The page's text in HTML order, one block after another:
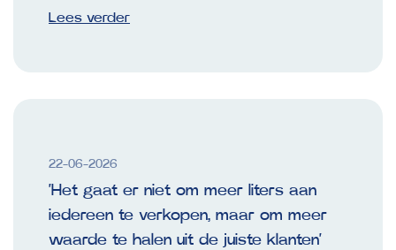
Lees verder
22-06-2026
‘Het gaat er niet om meer liters aan
iedereen te verkopen, maar om meer
waarde te halen uit de juiste klanten’